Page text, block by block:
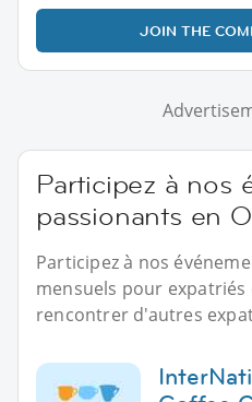
JOIN THE
Participez à nos
passionants en
Participez à nos
mensuels pour
rencontrer d'autres